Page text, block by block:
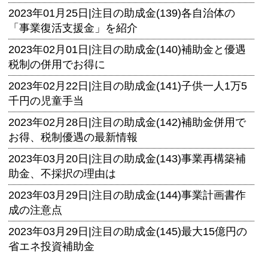
2023年01月25日| 注目の助成金(139)各自治体の
「事業復活支援金」を紹介
2023年02月01日| 注目の助成金(140)補助金と優遇
税制の併用でお得に
2023年02月22日| 注目の助成金(141)子供一人1万5
千円の児童手当
2023年02月28日| 注目の助成金(142)補助金併用で
お得、税制優遇の最新情報
2023年03月20日| 注目の助成金(143)事業再構築補
助金、不採択の理由は
2023年03月29日| 注目の助成金(144)事業計画書作
成の注意点
2023年03月29日| 注目の助成金(145)最大15億円の
省エネ投資補助金